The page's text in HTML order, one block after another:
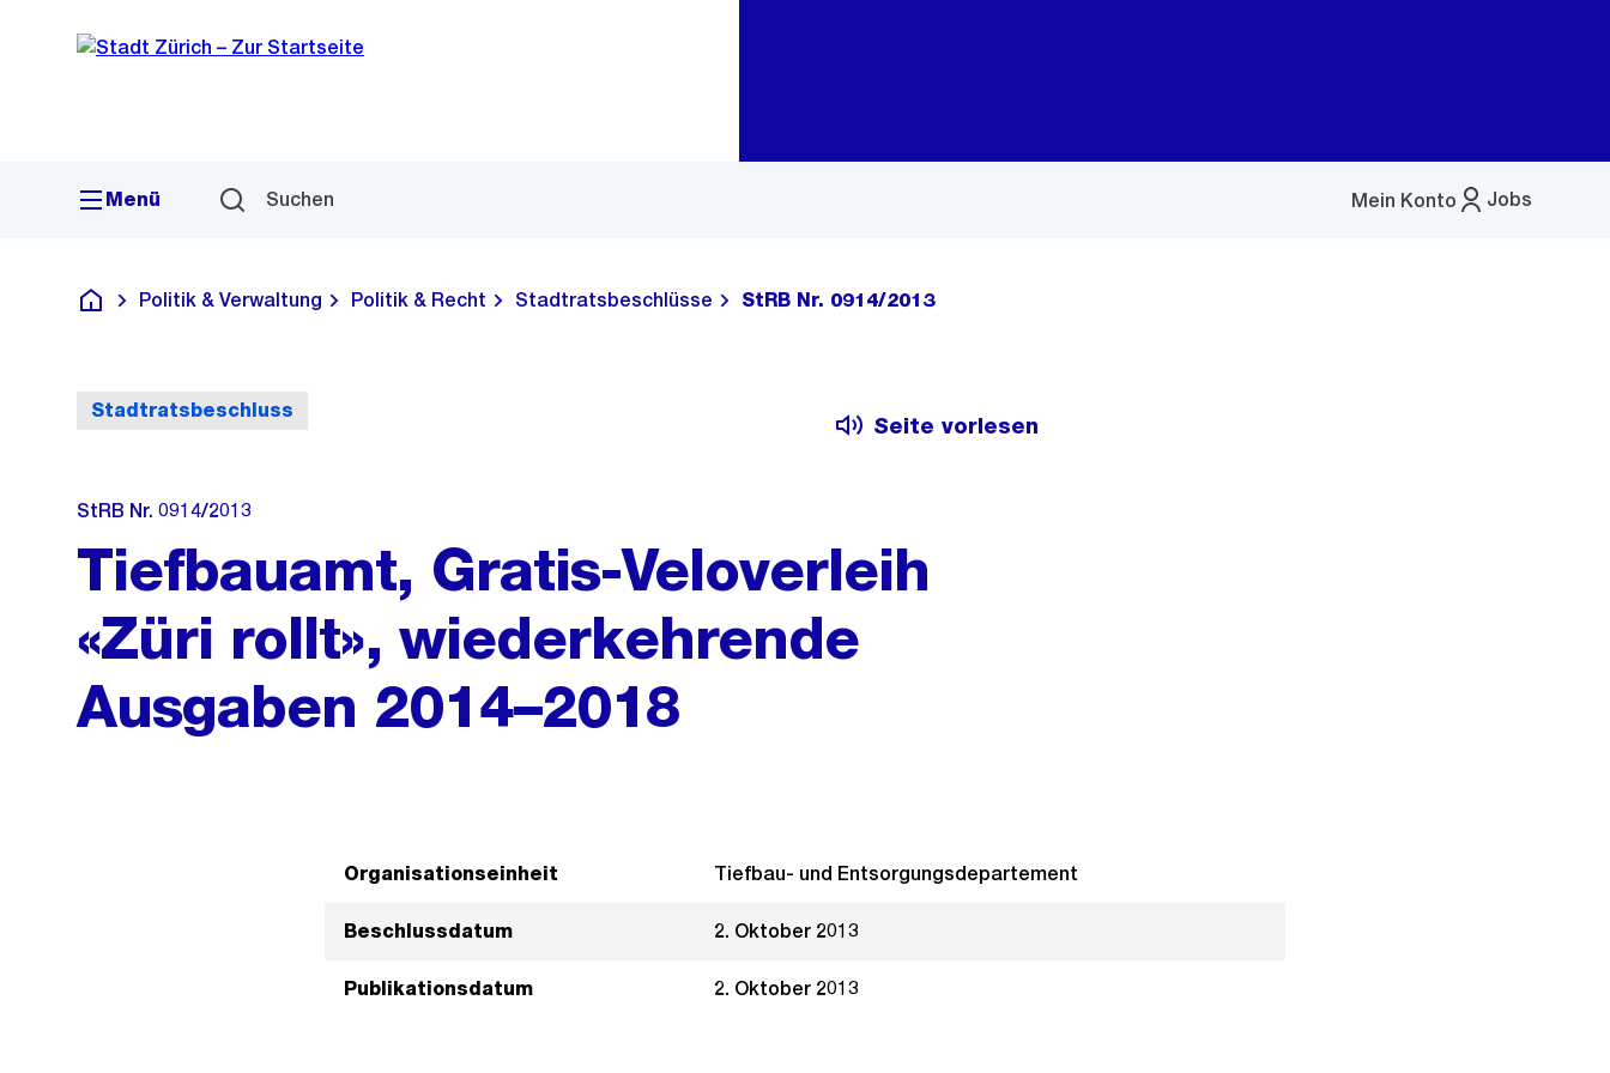
Navigation
Sprunglink
Menü Suchen Jobs
Mein Konto
Menü
Deutsch
Politik & Verwaltung Politik & Recht Stadtratsbeschlüsse StRB Nr. 0914/2013
Stadtratsbeschluss
Seite vorlesen
StRB Nr. 0914/2013
Tiefbauamt, Gratis-Veloverleih
«Züri rollt», wiederkehrende
Ausgaben 2014–2018
Organisationseinheit Tiefbau- und Entsorgungsdepartement
Beschlussdatum 2. Oktober 2013
Publikationsdatum 2. Oktober 2013